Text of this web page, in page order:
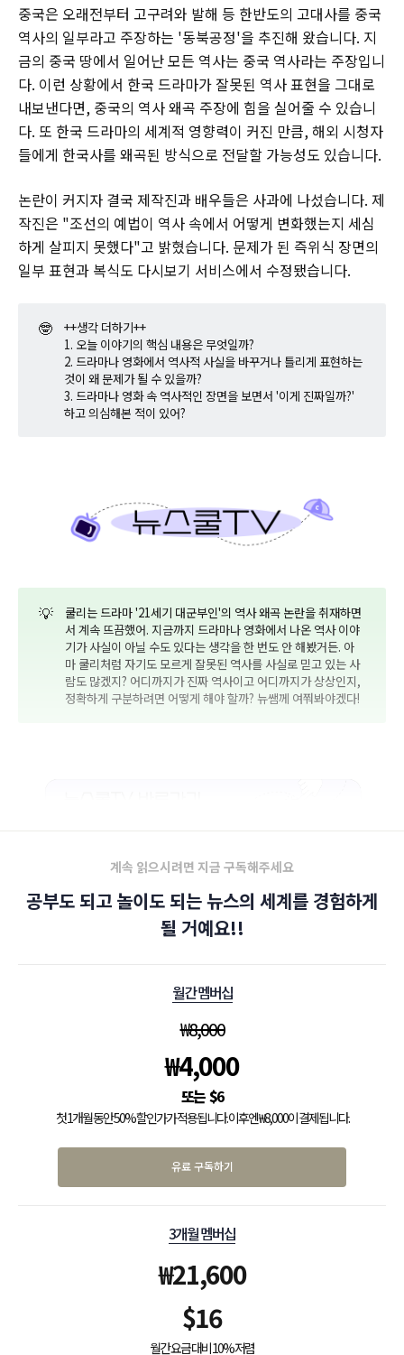
중국은 오래전부터 고구려와 발해 등 한반도의 고대사를 중국
역사의 일부라고 주장하는 '동북공정'을 추진해 왔습니다. 지
금의 중국 땅에서 일어난 모든 역사는 중국 역사라는 주장입니
다. 이런 상황에서 한국 드라마가 잘못된 역사 표현을 그대로
내보낸다면, 중국의 역사 왜곡 주장에 힘을 실어줄 수 있습니
다. 또 한국 드라마의 세계적 영향력이 커진 만큼, 해외 시청자
들에게 한국사를 왜곡된 방식으로 전달할 가능성도 있습니다.
논란이 커지자 결국 제작진과 배우들은 사과에 나섰습니다. 제
작진은 "조선의 예법이 역사 속에서 어떻게 변화했는지 세심
하게 살피지 못했다"고 밝혔습니다. 문제가 된 즉위식 장면의
일부 표현과 복식도 다시보기 서비스에서 수정됐습니다.
🤓
++생각 더하기++
1. 오늘 이야기의 핵심 내용은 무엇일까?
2. 드라마나 영화에서 역사적 사실을 바꾸거나 틀리게 표현하는
것이 왜 문제가 될 수 있을까?
3. 드라마나 영화 속 역사적인 장면을 보면서 '이게 진짜일까?'
하고 의심해본 적이 있어?
💡
쿨리는 드라마 '21세기 대군부인'의 역사 왜곡 논란을 취재하면
서 계속 뜨끔했어. 지금까지 드라마나 영화에서 나온 역사 이야
기가 사실이 아닐 수도 있다는 생각을 한 번도 안 해봤거든. 아
마 쿨리처럼 자기도 모르게 잘못된 역사를 사실로 믿고 있는 사
람도 많겠지? 어디까지가 진짜 역사이고 어디까지가 상상인지,
정확하게 구분하려면 어떻게 해야 할까? 뉴쌤께 여쭤봐야겠다!
계속 읽으시려면 지금 구독해주세요
공부도 되고 놀이도 되는 뉴스의 세계를 경험하게
될 거예요!!
월간 멤버십
₩8,000
₩4,000
$6
첫 1개월 동안 50% 할인가가 적용됩니다. 이후엔 ₩8,000이 결제됩니다.
유료 구독하기
3개월 멤버십
₩21,600
$16
월간 요금 대비 10% 저렴